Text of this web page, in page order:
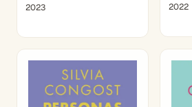
2023 2022